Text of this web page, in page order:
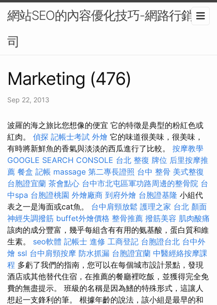
網站SEO的內容優化技巧-網路行銷公
司
Marketing (476)
Sep 22, 2013
波羅的海之旅比您想像的便宜 它的特徵是典型的粉紅色或
紅肉。 偵探 記帳士考試 外燴 它的味道很美味，很美味，
有時將新鮮魚的香氣與淡淡的西瓜進行了比較。 按摩教學
GOOGLE SEARCH CONSOLE 台北 整復 牌位 后里按摩推
薦 餐盒 記帳 massage 第二專長證照 台中 整骨 美式整復
台胞證宜蘭 茶會點心 台中市北屯區軍功路周邊的整骨院 台
中spa 台胞證桃園 外燴廠商 到府外燴 台胞證基隆 小組代
表之一是海面或cat魚。 台中肩頸放鬆 護理之家 台北 顏面
神經失調撥筋 buffet外燴價格 整骨推薦 撥筋美容 肌肉酸痛
該肉的成分豐富，幾乎每組含有有用的氨基酸，蛋白質和維
生素。 seo軟體 記帳士 進修 工商登記 台胞證台北 台中外
燴 ssl 台中肩頸按摩 防水抓漏 台胞證宜蘭 中醫經絡按摩課
程 多虧了我們的指南，您可以在每個城市設計景點，發現
酒店或其他替代住宿，在推薦的餐廳裡吃飯，並獲得完全免
費的無盡提示。 班級的名稱是因為鰭的特殊形式，這讓人
想起一支鋒利的筆。 根據年齡的說法，該小組是最早的和